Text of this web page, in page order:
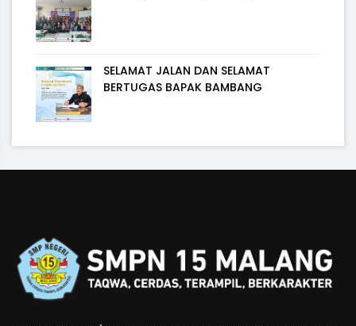
SELAMAT JALAN DAN SELAMAT
BERTUGAS BAPAK BAMBANG